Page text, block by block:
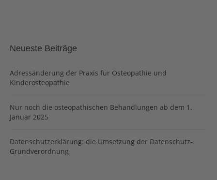
Neueste Beiträge
Adressänderung der Praxis für Osteopathie und
Kinderosteopathie
Nur noch die osteopathischen Behandlungen ab dem 1.
Januar 2025
Datenschutzerklärung: die Umsetzung der Datenschutz-
Grundverordnung